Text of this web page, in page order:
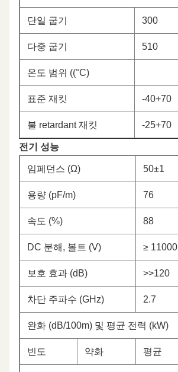
단일 굽기 300
다중 굽기 510
온도 범위 ((°C)
표준 재킷 -40+70
불 retardant 재킷 -25+70
전기 성능
임페던스 (Ω) 50±1
용량 (pF/m) 76
속도 (%) 88
DC 분해, 볼트 (V) ≥ 11000
보호 효과 (dB) >>120
차단 주파수 (GHz) 2.7
완화 (dB/100m) 및 평균 전력 (kW)
빈도 약화 평균